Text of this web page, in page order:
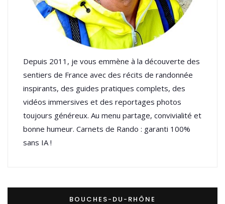
Depuis 2011, je vous emmène à la découverte des
sentiers de France avec des récits de randonnée
inspirants, des guides pratiques complets, des
vidéos immersives et des reportages photos
toujours généreux. Au menu partage, convivialité et
bonne humeur. Carnets de Rando : garanti 100%
sans IA !
BOUCHES-DU-RHÔNE